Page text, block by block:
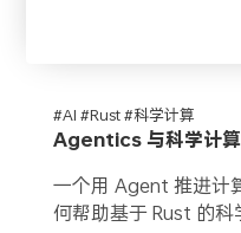
#AI #Rust #科学计算
Agentics 与科学计算
一个用 Agent 推进计
何帮助基于 Rust 的科